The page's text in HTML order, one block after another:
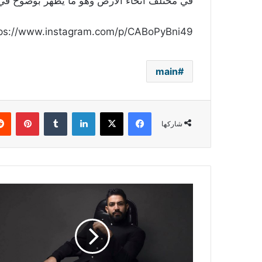
www.instagram.com/p/CABoPyBni49/
main
شاركها
فيسبوك ‫X لينكدإن